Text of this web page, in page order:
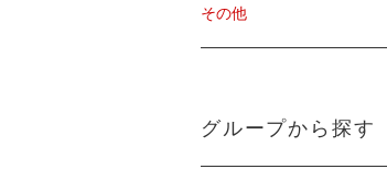
その他
グループから探す